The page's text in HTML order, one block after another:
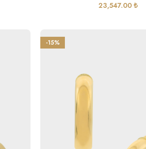
23,547.00 ₺
-15%